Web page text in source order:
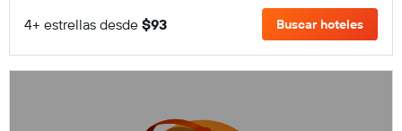
4+ estrellas desde $93 Buscar hoteles